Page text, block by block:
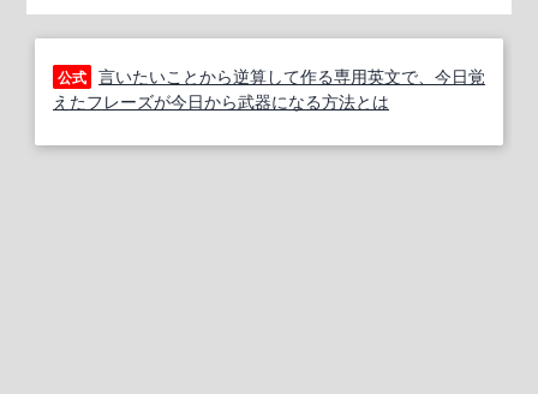
公式 言いたいことから逆算して作る専用英文で、今日覚
えたフレーズが今日から武器になる方法とは